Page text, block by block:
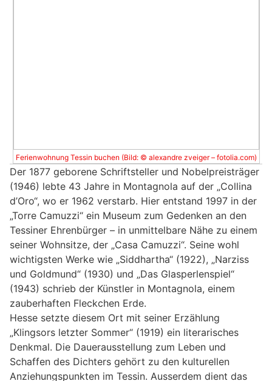
Ferienwohnung Tessin buchen (Bild: © alexandre zveiger – fotolia.com)
Der 1877 geborene Schriftsteller und Nobelpreisträger
(1946) lebte 43 Jahre in Montagnola auf der „Collina
d’Oro“, wo er 1962 verstarb. Hier entstand 1997 in der
„Torre Camuzzi“ ein Museum zum Gedenken an den
Tessiner Ehrenbürger – in unmittelbare Nähe zu einem
seiner Wohnsitze, der „Casa Camuzzi“. Seine wohl
wichtigsten Werke wie „Siddhartha“ (1922), „Narziss
und Goldmund“ (1930) und „Das Glasperlenspiel“
(1943) schrieb der Künstler in Montagnola, einem
zauberhaften Fleckchen Erde.
Hesse setzte diesem Ort mit seiner Erzählung
„Klingsors letzter Sommer“ (1919) ein literarisches
Denkmal. Die Dauerausstellung zum Leben und
Schaffen des Dichters gehört zu den kulturellen
Anziehungspunkten im Tessin. Ausserdem dient das